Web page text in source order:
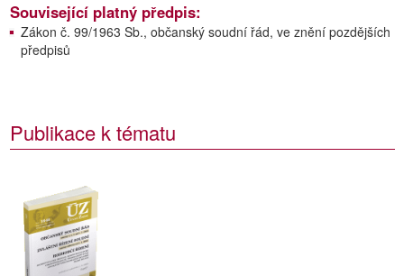
Související platný předpis:
Zákon č. 99/1963 Sb., občanský soudní řád, ve znění pozdějších
předpisů
Publikace k tématu